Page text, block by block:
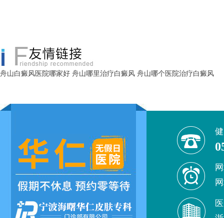
舟山白癜风医院哪家好 舟山哪里治疗白癜风 舟山哪个医院治疗白癜风